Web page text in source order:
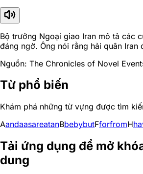
Bộ trưởng Ngoại giao Iran mô tả các
đáng ngờ. Ông nói rằng hải quân Iran
Nguồn: The Chronicles of Novel
Từ phổ biến
Khám phá những từ vựng được tìm
AandaasareatanBbebybutFforfromH
Tải ứng dụng để mở
dung